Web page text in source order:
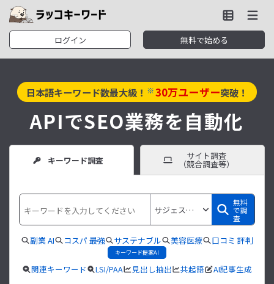
ログイン 無料で始める
日本語キーワード数最大級！ ※30万ユーザー突破！
APIでSEO業務を自動化
キーワード調査 サイト調査
（競合調査等）
無料
で調
査
副業 AI コスパ 最強 サステナブル 美容医療 口コミ 評判
キーワード提案AI
関連キーワード LSI/PAA 見出し抽出 共起語 AI記事生成